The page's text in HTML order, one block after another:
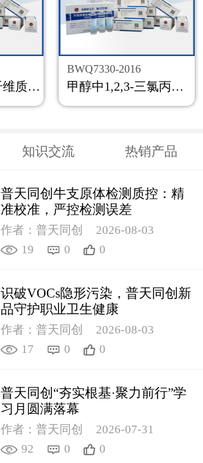
饼干中总膳食纤维质控样品
BWQ7330-2016
甲醇中1,2,3-三氯丙烷溶液标准物质
知识交流 热销产品
普天同创牛支原体检测质控：精
准校准，严控检测误差
作者：普天同创
2026-08-03
19
0 0
识破VOCs隐形污染，普天同创新
品守护职业卫生健康
作者：普天同创
2026-08-03
17
0 0
普天同创“夯实根基·聚力前行”学
习月圆满落幕
作者：普天同创
2026-07-31
92
0 0